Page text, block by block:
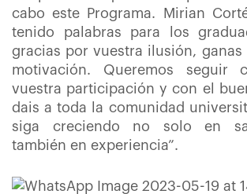
cabo este Programa. Mirian
tenido palabras para los
gracias por vuestra ilusión, ganas
motivación. Queremos seguir
vuestra participación y con el
dais a toda la comunidad
siga creciendo no solo en
también en experiencia”.